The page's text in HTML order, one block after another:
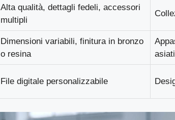
Alta qualità, dettagli fedeli, accessori
multipli
Dimensioni variabili, finitura in bronzo
o resina
File digitale personalizzabile